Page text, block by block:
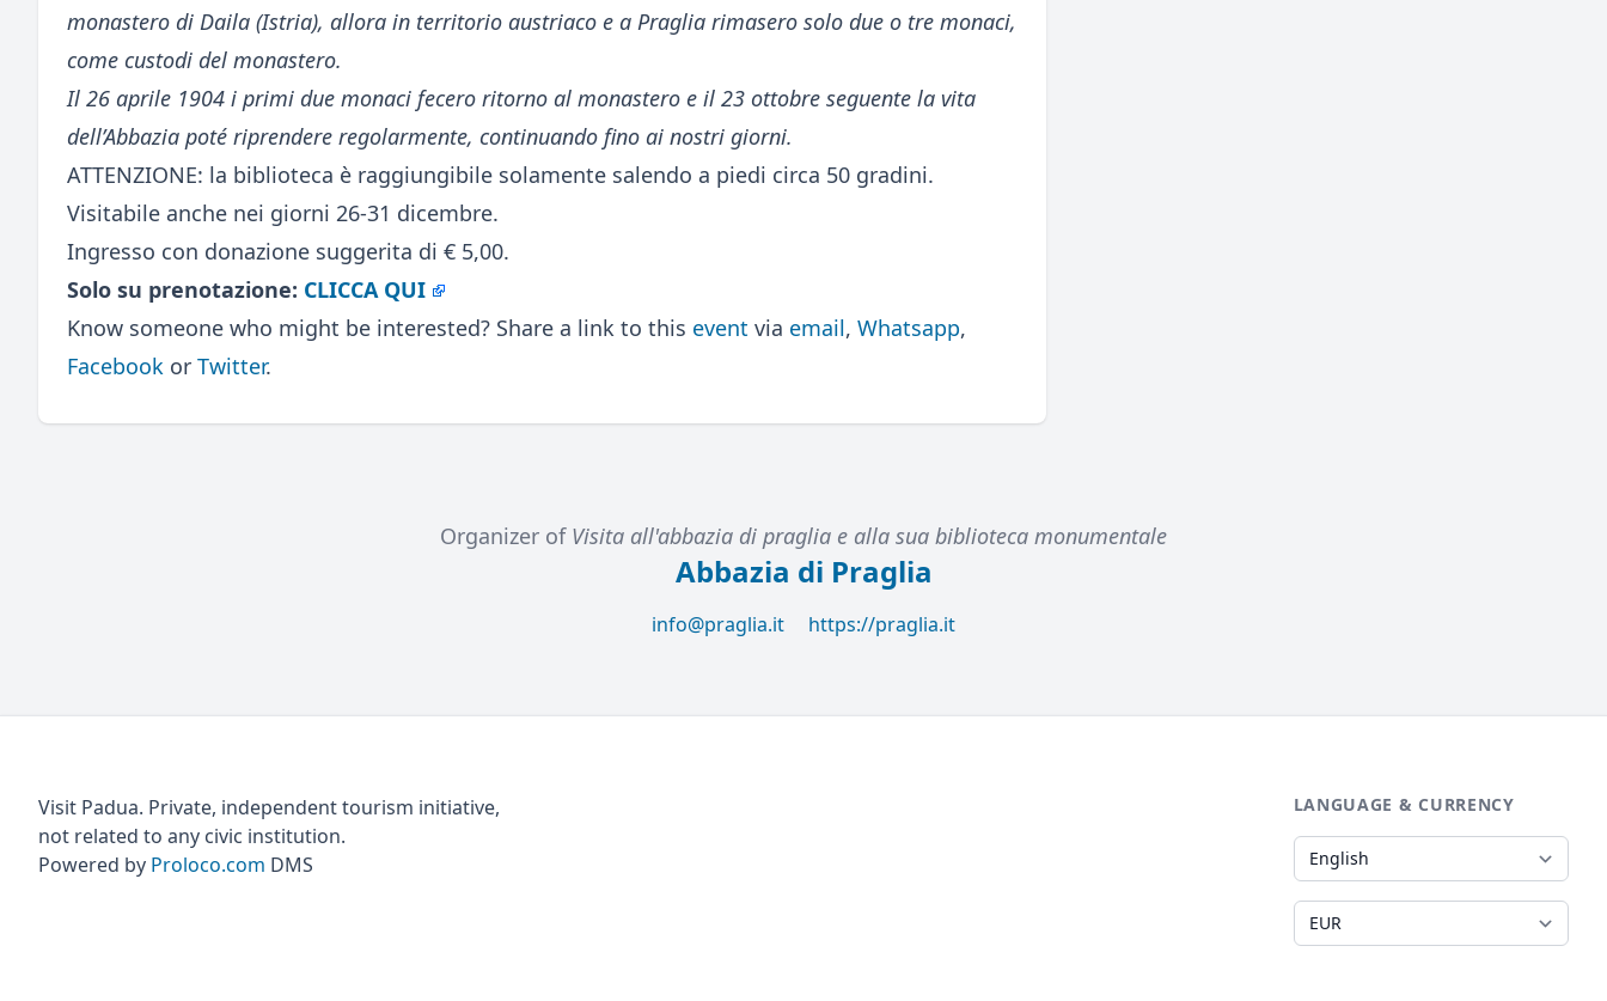
monastero di Daila (Istria), allora in territorio austriaco e a Praglia rimasero solo due o tre monaci,
come custodi del monastero.
Il 26 aprile 1904 i primi due monaci fecero ritorno al monastero e il 23 ottobre seguente la vita
dell’Abbazia poté riprendere regolarmente, continuando fino ai nostri giorni.
ATTENZIONE: la biblioteca è raggiungibile solamente salendo a piedi circa 50 gradini.
Visitabile anche nei giorni 26-31 dicembre.
Ingresso con donazione suggerita di € 5,00.
Solo su prenotazione: CLICCA QUI
Know someone who might be interested? Share a link to this event via email, Whatsapp,
Facebook or Twitter.
Organizer of Visita all'abbazia di praglia e alla sua biblioteca monumentale
Abbazia di Praglia
info@praglia.it https://praglia.it
Visit Padua. Private, independent tourism initiative,
not related to any civic institution.
Powered by Proloco.com DMS
LANGUAGE & CURRENCY
Language
Currency